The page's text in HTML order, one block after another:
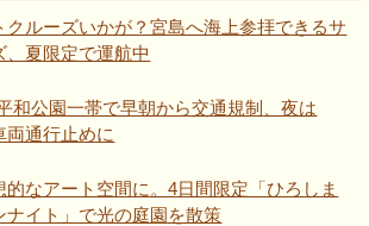
クルーズいかが？宮島へ海上参拝できるサ
、夏限定で運航中
和公園一帯で早朝から交通規制、夜は
両通行止めに
なアート空間に。4日間限定「ひろしま
ナイト」で光の庭園を散策